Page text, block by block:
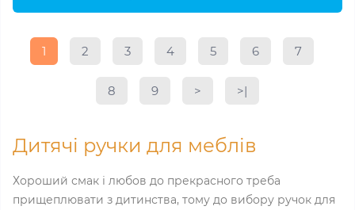
1 2 3 4 5 6 7
8 9 > >|
Дитячі ручки для меблів
Хороший смак і любов до прекрасного треба
прищеплювати з дитинства, тому до вибору ручок для